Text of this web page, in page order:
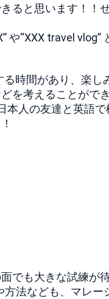
ると思います！！ぜ
や“XXX travel vlog”
時間があり、楽し
を考えることがで
本人の友達と英語で
でも大きな試練が
方法なども、マレー